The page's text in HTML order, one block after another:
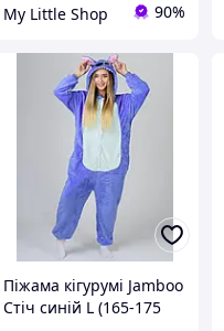
My Little Shop 90%
Піжама кігурумі Jamboo
Стіч синій L (165-175